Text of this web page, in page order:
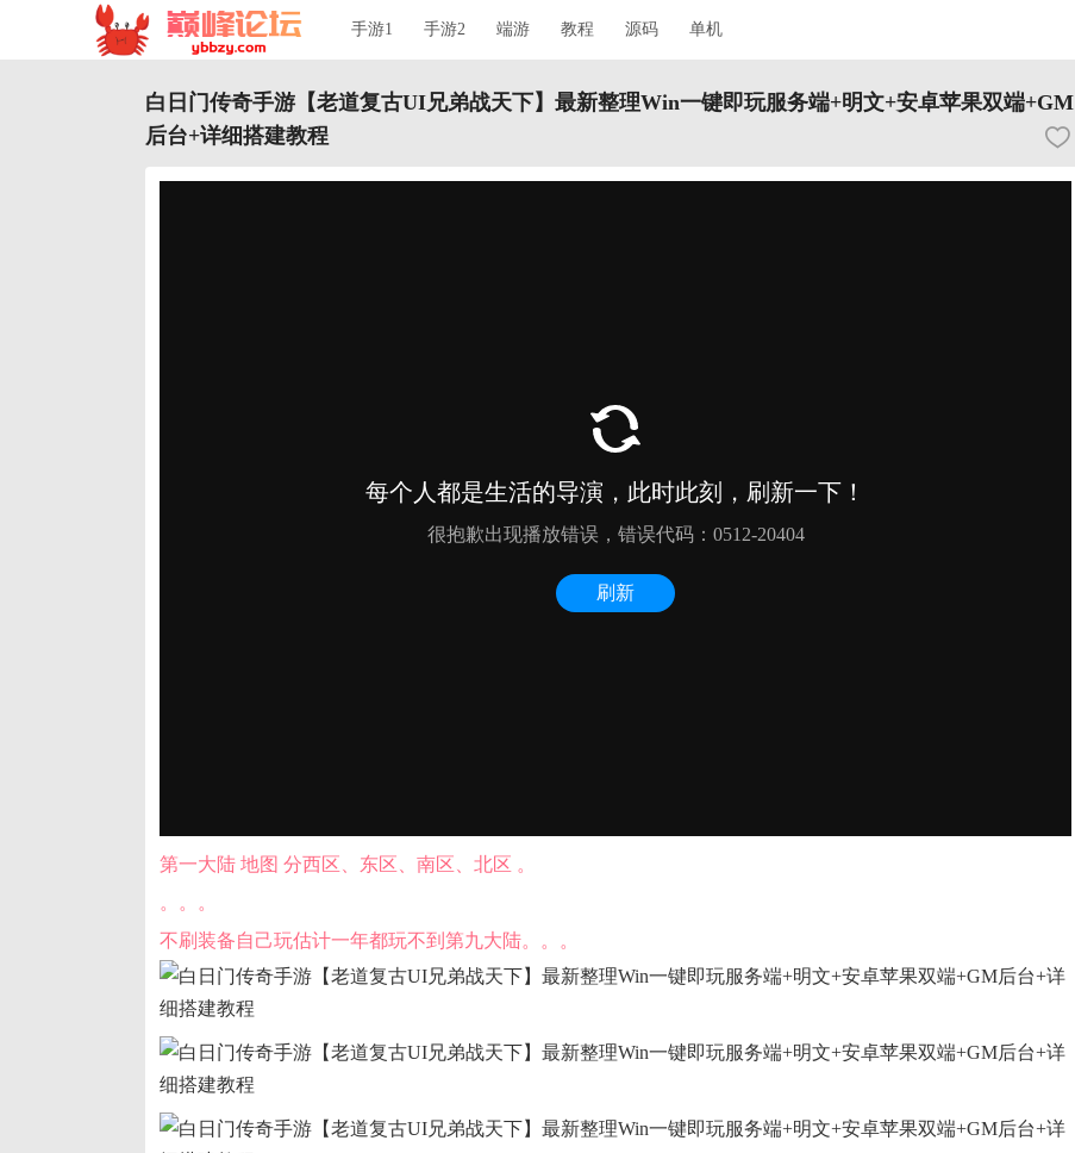
手游1 手游2 端游 教程 源码 单机
白日门传奇手游【老道复古UI兄弟战天下】最新整理Win一键即玩服务端+明文+安卓苹果双端+GM
后台+详细搭建教程
第一大陆 地图 分西区、东区、南区、北区 。
。。。
不刷装备自己玩估计一年都玩不到第九大陆。。。